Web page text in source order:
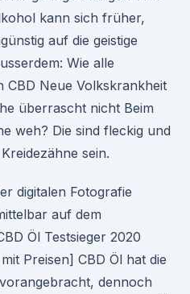
kann sich früher,
auf die geistige
Wie alle
Neue Volkskrankheit
überrascht nicht Beim
weh? Die sind fleckig und
sein.
digitalen Fotografie
auf dem
Öl Testsieger 2020
Preisen] CBD Öl hat die
dennoch